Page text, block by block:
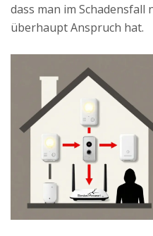
dass man im Schadensfall
überhaupt Anspruch hat.